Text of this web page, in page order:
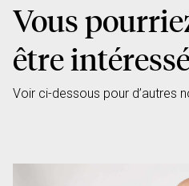
Vous
être
Voir ci-dessous pour d’autres